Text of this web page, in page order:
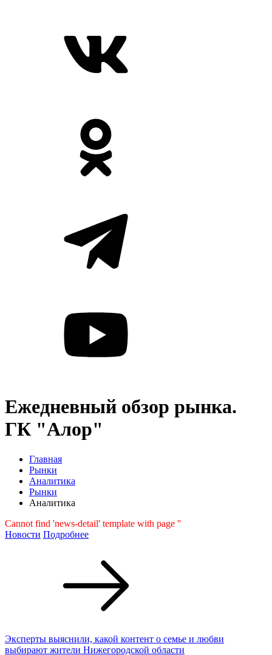
Ежедневный обзор рынка.
ГК "Алор"
Главная
Рынки
Аналитика
Рынки
Аналитика
Cannot find 'news-detail' template with page ''
Новости Подробнее
Эксперты выяснили, какой контент о семье и любви
выбирают жители Нижегородской области